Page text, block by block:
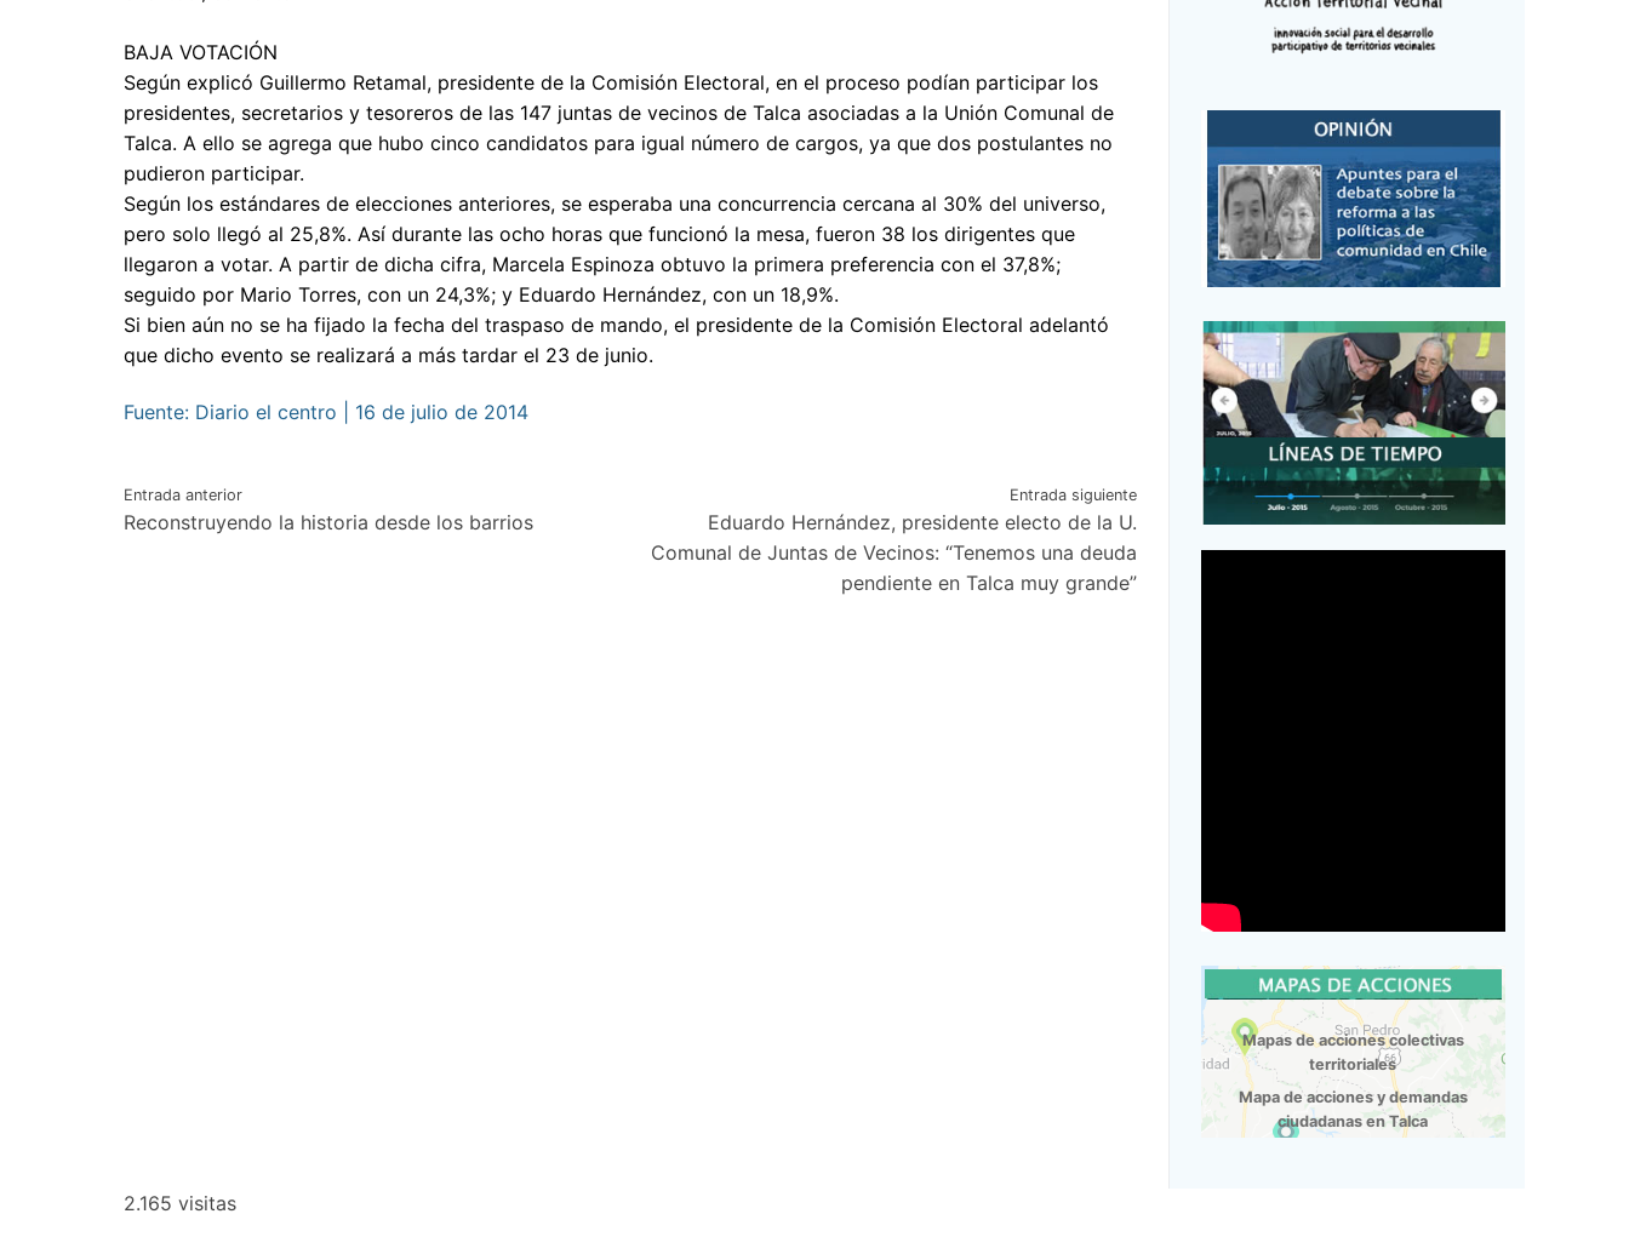
BAJA VOTACIÓN
Según explicó Guillermo Retamal, presidente de la Comisión Electoral, en el proceso podían participar los
presidentes, secretarios y tesoreros de las 147 juntas de vecinos de Talca asociadas a la Unión Comunal de
Talca. A ello se agrega que hubo cinco candidatos para igual número de cargos, ya que dos postulantes no
pudieron participar.
Según los estándares de elecciones anteriores, se esperaba una concurrencia cercana al 30% del universo,
pero solo llegó al 25,8%. Así durante las ocho horas que funcionó la mesa, fueron 38 los dirigentes que
llegaron a votar. A partir de dicha cifra, Marcela Espinoza obtuvo la primera preferencia con el 37,8%;
seguido por Mario Torres, con un 24,3%; y Eduardo Hernández, con un 18,9%.
Si bien aún no se ha fijado la fecha del traspaso de mando, el presidente de la Comisión Electoral adelantó
que dicho evento se realizará a más tardar el 23 de junio.
Fuente: Diario el centro | 16 de julio de 2014
Navegación
Entrada anterior
Reconstruyendo la historia desde los barrios
Entrada siguiente
Eduardo Hernández, presidente electo de la U.
Comunal de Juntas de Vecinos: “Tenemos una deuda
pendiente en Talca muy grande”
Mapas de acciones colectivas
territoriales
Mapa de acciones y demandas
ciudadanas en Talca
2.165 visitas